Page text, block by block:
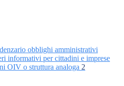
obblighi amministrativi
informativi per cittadini e imprese
OIV o struttura analoga 2